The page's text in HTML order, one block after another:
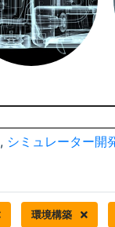
, シミュレーター開
環境構築